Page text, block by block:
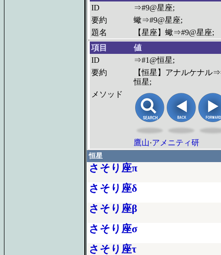
ID
⇒#9@星座;
要約
蠍⇒#9@星座;
題名
【星座】蠍⇒#9@星座;
項目
値
ID
⇒#1@恒星;
要約
【恒星】アナルケナル
恒星;
メソッド
鷹山·アメニティ研
恒星
さそり座π
さそり座δ
さそり座β
さそり座σ
さそり座τ